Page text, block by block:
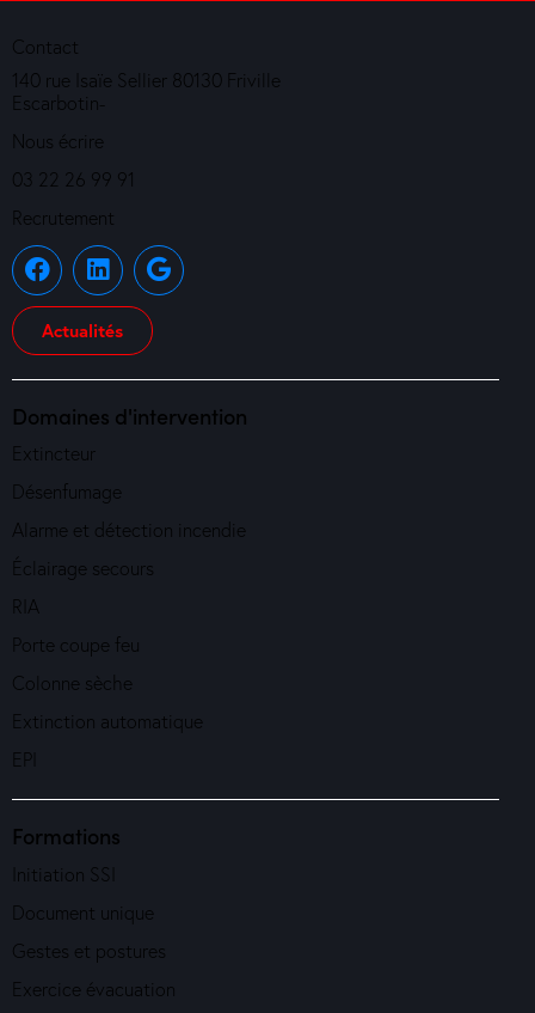
Contact
140 rue Isaïe Sellier 80130 Friville
Escarbotin-
Nous écrire
03 22 26 99 91
Recrutement
Actualités
Domaines d'intervention
Extincteur
Désenfumage
Alarme et détection incendie
Éclairage secours
RIA
Porte coupe feu
Colonne sèche
Extinction automatique
EPI
Formations
Initiation SSI
Document unique
Gestes et postures
Exercice évacuation